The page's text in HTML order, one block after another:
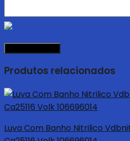
Produtos relacionados
Luva Com Banho Nitrilico